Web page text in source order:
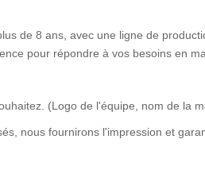
de 8 ans, avec une ligne de
pour répondre à vos besoins en
(Logo de l'équipe, nom de la
nous fournirons l'impression et